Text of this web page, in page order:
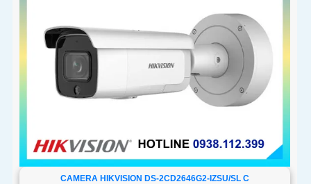
CAMERA HIKVISION DS-2CD2646G2-IZSU/SL C